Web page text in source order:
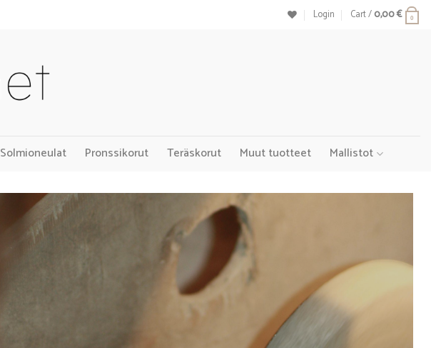
Login Cart /0,00€ 0
Solmioneulat Pronssikorut Teräskorut Muut tuotteet Mallistot